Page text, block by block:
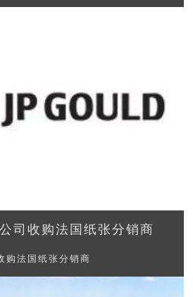
司收购法国纸张分销商
购法国纸张分销商